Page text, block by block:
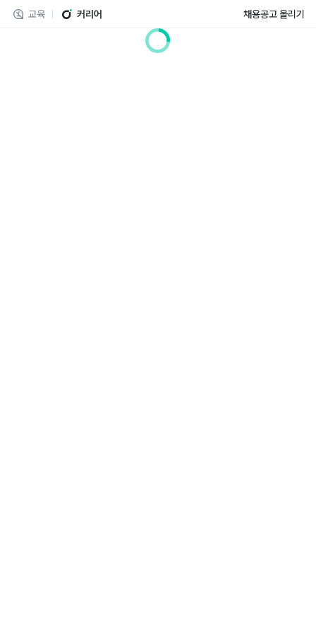
교육 커리어 채용공고 올리기